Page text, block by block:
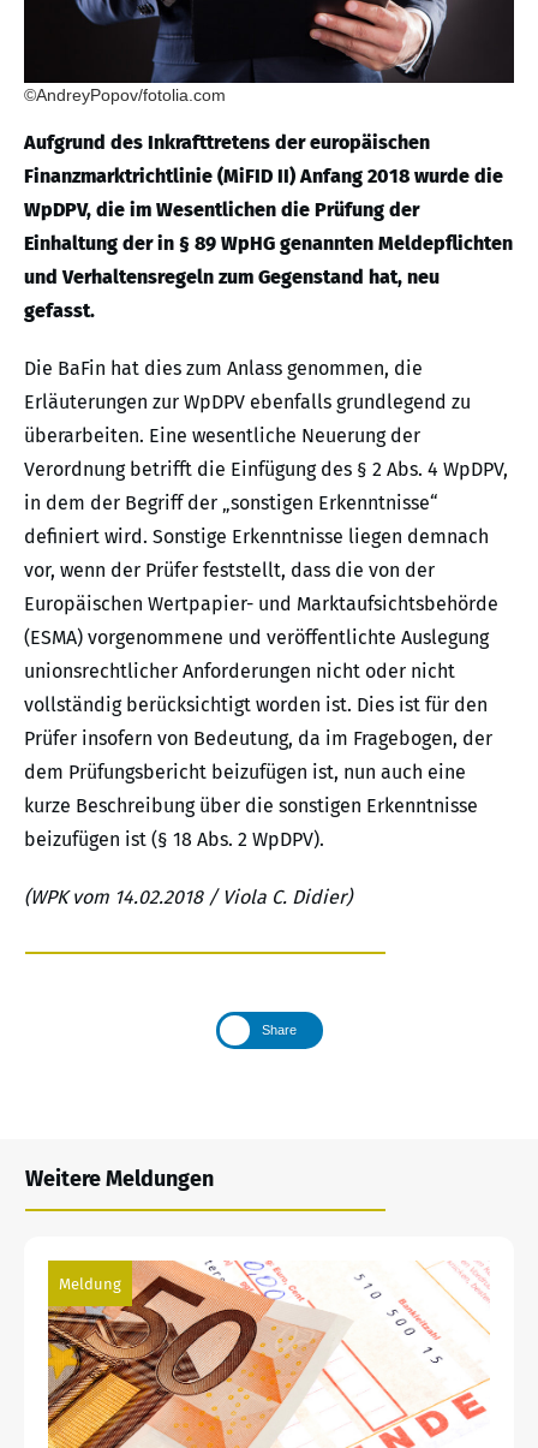
©AndreyPopov/fotolia.com
Aufgrund des Inkrafttretens der europäischen
Finanzmarktrichtlinie (MiFID II) Anfang 2018 wurde die
WpDPV, die im Wesentlichen die Prüfung der
Einhaltung der in § 89 WpHG genannten Meldepflichten
und Verhaltensregeln zum Gegenstand hat, neu
gefasst.
Die BaFin hat dies zum Anlass genommen, die
Erläuterungen zur WpDPV ebenfalls grundlegend zu
überarbeiten. Eine wesentliche Neuerung der
Verordnung betrifft die Einfügung des § 2 Abs. 4 WpDPV,
in dem der Begriff der „sonstigen Erkenntnisse“
definiert wird. Sonstige Erkenntnisse liegen demnach
vor, wenn der Prüfer feststellt, dass die von der
Europäischen Wertpapier- und Marktaufsichtsbehörde
(ESMA) vorgenommene und veröffentlichte Auslegung
unionsrechtlicher Anforderungen nicht oder nicht
vollständig berücksichtigt worden ist. Dies ist für den
Prüfer insofern von Bedeutung, da im Fragebogen, der
dem Prüfungsbericht beizufügen ist, nun auch eine
kurze Beschreibung über die sonstigen Erkenntnisse
beizufügen ist (§ 18 Abs. 2 WpDPV).
(WPK vom 14.02.2018 / Viola C. Didier)
Share
Weitere Meldungen
Meldung